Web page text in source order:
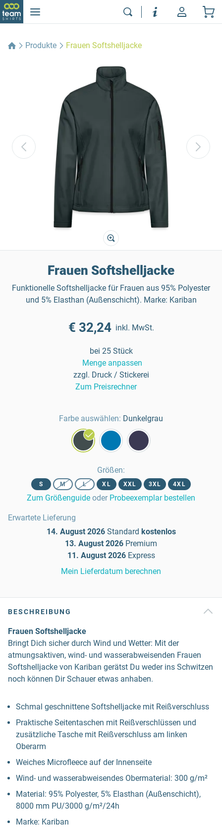
Produkte Frauen Softshelljacke
Frauen Softshelljacke
Funktionelle Softshelljacke für Frauen aus 95% Polyester
und 5% Elasthan (Außenschicht). Marke: Kariban
€ 32,24 inkl. MwSt.
bei 25 Stück
Menge anpassen
zzgl. Druck / Stickerei
Zum Preisrechner
Farbe auswählen: Dunkelgrau
Größen:
S M L XL XXL 3XL 4XL
Zum Größenguide oder Probeexemplar bestellen
Erwartete Lieferung
14. August 2026 Standard kostenlos
13. August 2026 Premium
11. August 2026 Express
Mein Lieferdatum berechnen
BESCHREIBUNG
Frauen Softshelljacke
Bringt Dich sicher durch Wind und Wetter: Mit der
atmungsaktiven, wind- und wasserabweisenden Frauen
Softshelljacke von Kariban gerätst Du weder ins Schwitzen
noch können Dir Schauer etwas anhaben.
Schmal geschnittene Softshelljacke mit Reißverschluss
Praktische Seitentaschen mit Reißverschlüssen und
zusätzliche Tasche mit Reißverschluss am linken
Oberarm
Weiches Microfleece auf der Innenseite
Wind- und wasserabweisendes Obermaterial: 300 g/m²
Material: 95% Polyester, 5% Elasthan (Außenschicht),
8000 mm PU/3000 g/m²/24h
Marke: Kariban